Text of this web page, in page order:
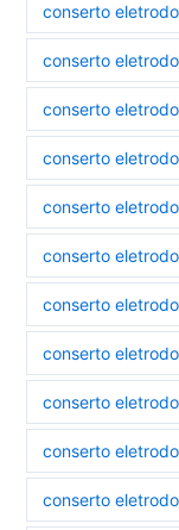
conserto
conserto
conserto
conserto
conserto
conserto
conserto
conserto
conserto
conserto
conserto